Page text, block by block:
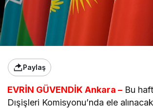
Paylaş
EVRİN GÜVENDİK Ankara – Bu
Dışişleri Komisyonu’nda ele